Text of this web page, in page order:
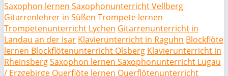
Saxophon lernen Saxophonunterricht Vellberg
Gitarrenlehrer in Süßen Trompete lernen
Trompetenunterricht Lychen Gitarrenunterricht in
Landau an der Isar Klavierunterricht in Raguhn Blockflöte
lernen Blockflötenunterricht Olsberg Klavierunterricht in
RheinsbergSaxophon lernen Saxophonunterricht Lugau
/ Erzgebirge Querflöte lernen Querflötenunterricht